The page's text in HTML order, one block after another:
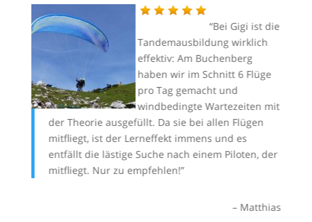
Bei Gigi ist die
Tandemausbildung wirklich
effektiv: Am Buchenberg
haben wir im Schnitt 6 Flüge
pro Tag gemacht und
windbedingte Wartezeiten mit
der Theorie ausgefüllt. Da sie bei allen Flügen
mitfliegt, ist der Lerneffekt immens und es
entfällt die lästige Suche nach einem Piloten, der
mitfliegt. Nur zu empfehlen!
Matthias